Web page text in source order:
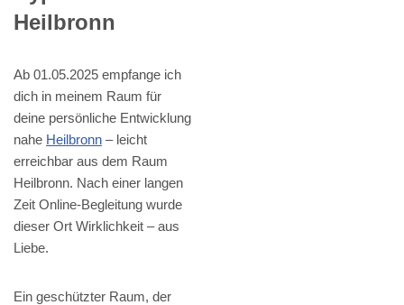
Heilbronn
Ab 01.05.2025 empfange ich
dich in meinem Raum für
deine persönliche Entwicklung
nahe Heilbronn – leicht
erreichbar aus dem Raum
Heilbronn. Nach einer langen
Zeit Online-Begleitung wurde
dieser Ort Wirklichkeit – aus
Liebe.
Ein geschützter Raum, der